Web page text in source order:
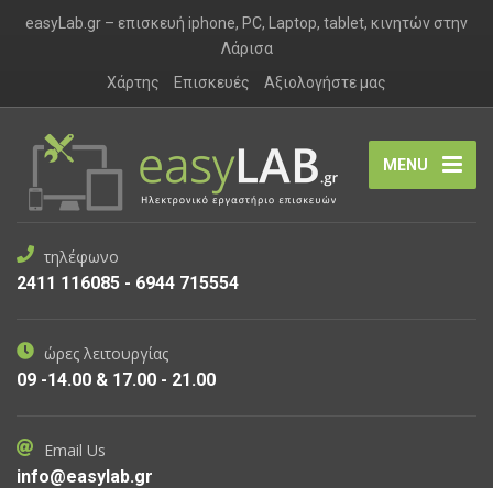
easyLab.gr – επισκευή iphone, PC, Laptop, tablet, κινητών στην
Λάρισα
Χάρτης
Επισκευές Αξιολογήστε μας
MENU
τηλέφωνο
2411 116085 - 6944 715554
ώρες λειτουργίας
09 -14.00 & 17.00 - 21.00
Email Us
info@easylab.gr